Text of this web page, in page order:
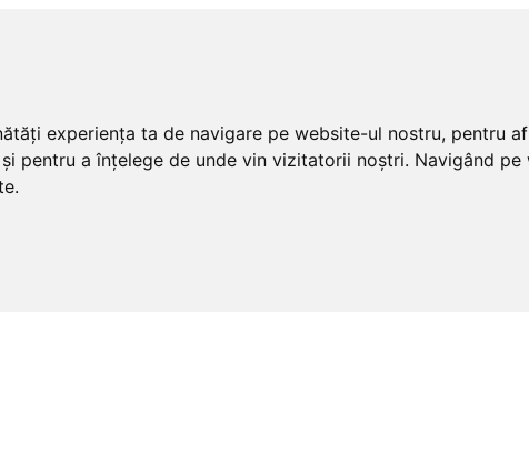
experiența ta de navigare pe website-ul nostru, pentru
pentru a înțelege de unde vin vizitatorii noștri. Navigând